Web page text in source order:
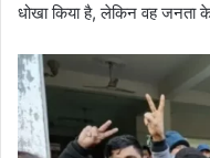
धोखा किया है, लेकिन वह जनता